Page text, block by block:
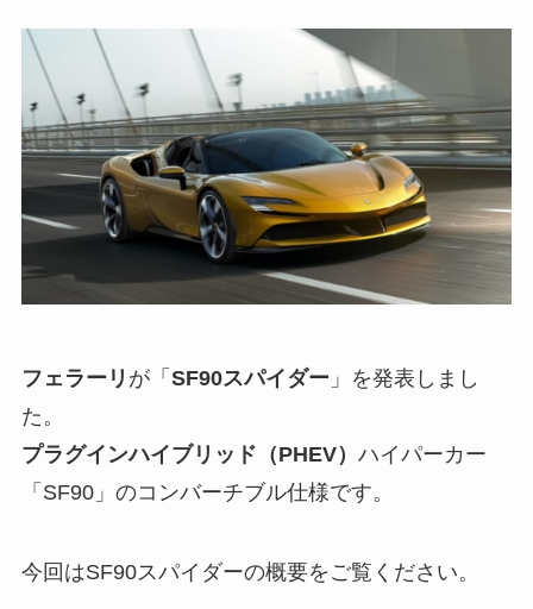
フェラーリ が「 SF90スパイダー 」を発表しまし
た。
プラグインハイブリッド（PHEV） ハイパーカー
「SF90」のコンバーチブル仕様です。
今回はSF90スパイダーの概要をご覧ください。